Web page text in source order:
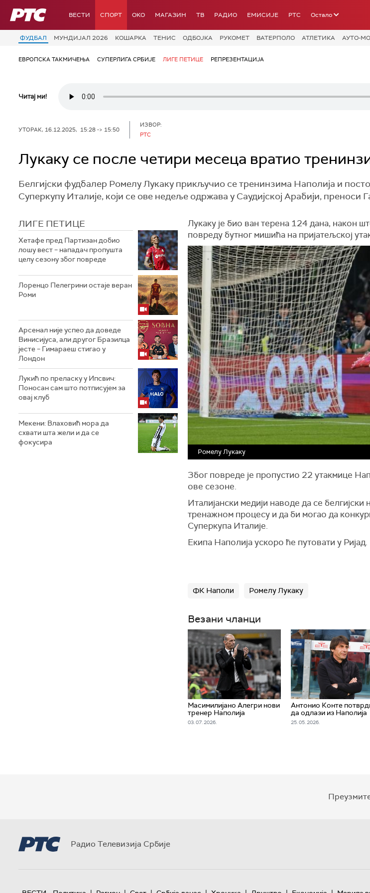
РТС ВЕСТИ СПОРТ OKO МАГАЗИН ТВ РАДИО ЕМИСИЈЕ РТС Остало
ФУДБАЛ МУНДИЈАЛ 2026 КОШАРКА ТЕНИС ОДБОЈКА РУКОМЕТ ВАТЕРПОЛО АТЛЕТИКА АУТО-
ЕВРОПСКА ТАКМИЧЕЊА СУПЕРЛИГА СРБИЈЕ ЛИГЕ ПЕТИЦЕ РЕПРЕЗЕНТАЦИЈА
Читај ми!
УТОРАК, 16.12.2025, 15:28 -> 15:50
ИЗВОР:
РТС
Лукаку се после четири месеца вратио
Белгијски фудбалер Ромелу Лукаку прикључио се тренинзима Наполија и
Суперкупу Италије, који се ове недеље одржава у Саудијској Арабији, преноси
ЛИГЕ ПЕТИЦЕ
Хетафе пред Партизан добио
лошу вест – нападач пропушта
целу сезону због повреде
Лоренцо Пелегрини остаје веран
Роми
Арсенал није успео да доведе
Винисијуса, али другог Бразилца
јесте – Гимараеш стигао у
Лондон
Лукић по преласку у Ипсвич:
Поносан сам што потписујем за
овај клуб
Мекени: Влаховић мора да
схвати шта жели и да се
фокусира
Лукаку је био ван терена 124 дана, након
повреду бутног мишића на пријатељској
Ромелу Лукаку
Због повреде је пропустио 22 утакмице
ове сезоне.
Италијански медији наводе да се
тренажном процесу и да би могао да
Суперкупа Италије.
Екипа Наполија ускоро ће путовати у Ријад.
ФК Наполи Ромелу Лукаку
Везани чланци
Масимилијано Алегри нови
тренер Наполија
03. 07. 2026.
Антонио Конте
да одлази из Наполија
25. 05. 2026.
Радио Телевизија Србије